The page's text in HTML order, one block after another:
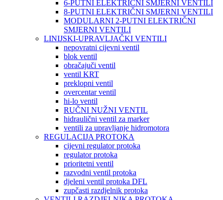
6-PUTNI ELEKTRIČNI SMJERNI VENTILI
8-PUTNI ELEKTRIČNI SMJERNI VENTILI
MODULARNI 2-PUTNI ELEKTRIČNI
SMJERNI VENTILI
LINIJSKI-UPRAVLJAČKI VENTILI
nepovratni cijevni ventil
blok ventil
obračajuči ventil
ventil KRT
preklopni ventil
overcentar ventil
hi-lo ventil
RUČNI NUŽNI VENTIL
hidraulični ventil za marker
ventili za upravljanje hidromotora
REGULACIJA PROTOKA
cijevni regulator protoka
regulator protoka
prioritetni ventil
razvodni ventil protoka
djeleni ventil protoka DFL
zupčasti razdjelnik protoka